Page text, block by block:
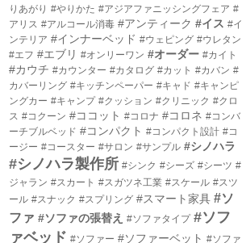
りあがり #やりかた #アジアファニッシングフェア #
アリス #アルコール消毒 #アンティーク #イス #イ
ンテリア #インナーベッド #ウェピング #ウレタン
#エフ #エブリ #オンリーワン #オーダー #カイト
#カウチ #カウンター #カタログ #カット #カバン #
カバーリング #キッチンペーパー #キャド #キャンピ
ングカー #キャンプ #クッション #クリニック #クロ
ス #コクーン #ココット #コロナ #コロネ #コンバ
ーチブルベッド #コンパクト #コンパクト設計 #コ
ージー #コースター #サロン #サンプル #シノハラ
#シノハラ製作所 #シンク #シーズ #シーツ #
ジャラン #スカート #スガツネ工業 #スケール #スツ
ール #スナック #スプリング #スマート家具 #ソ
ファ #ソファの張替え #ソファタイプ #ソフ
ァベッド #ソファー #ソファーベット #ソファ